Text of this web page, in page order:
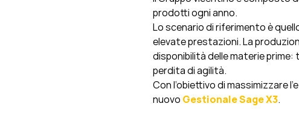
prodotti ogni anno.
Lo scenario di riferimento è
elevate prestazioni. La
disponibilità delle materie prime:
perdita di agilità.
Con l’obiettivo di massimizzare
nuovo Gestionale Sage X3.